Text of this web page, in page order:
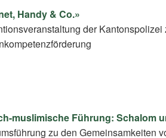
Handy & Co.»
der Kantonspolizei
muslimische Führung: Schalom
zu den Gemeinsamkeiten